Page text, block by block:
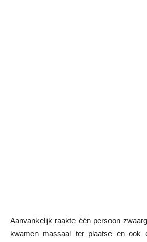
Aanvankelijk raakte één persoon
kwamen massaal ter plaatse en ook